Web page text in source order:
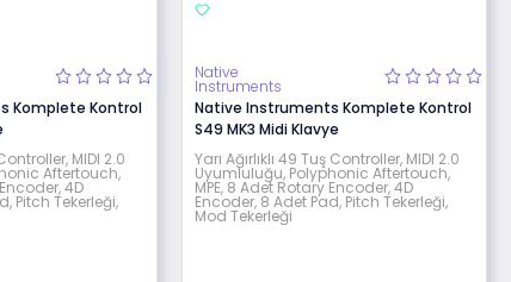
Komplete Kontrol
MIDI 2.0
Aftertouch,
4D
Pitch Tekerleği,
Native
Instruments
Native Instruments Komplete Kontrol
S49 MK3 Midi Klavye
Yarı Ağırlıklı 49 Tuş Controller, MIDI 2.0
Uyumluluğu, Polyphonic Aftertouch,
MPE, 8 Adet Rotary Encoder, 4D
Encoder, 8 Adet Pad, Pitch Tekerleği,
Mod Tekerleği